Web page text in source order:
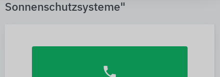
Sonnenschutzsysteme"
phone